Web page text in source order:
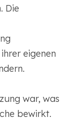
Die
eigenen
war, was
bewirkt.